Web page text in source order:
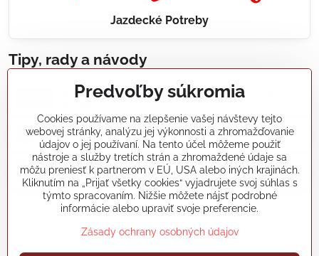
Jazdecké Potreby
Tipy, rady a návody
Realizácie záhradných jazierok, bazénov, fontán,
Články a blogy
Rady a návody
koikapre/?ref=hl
Predvoľby súkromia
Cookies používame na zlepšenie vašej návštevy tejto
webovej stránky, analýzu jej výkonnosti a zhromažďovanie
údajov o jej používaní. Na tento účel môžeme použiť
nástroje a služby tretích strán a zhromaždené údaje sa
môžu preniesť k partnerom v EÚ, USA alebo iných krajinách.
Kliknutím na „Prijať všetky cookies“ vyjadrujete svoj súhlas s
týmto spracovaním. Nižšie môžete nájsť podrobné
informácie alebo upraviť svoje preferencie.
Zásady ochrany osobných údajov